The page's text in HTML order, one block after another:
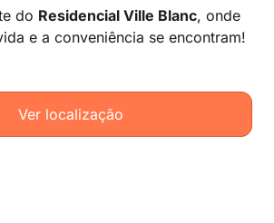
do Residencial Ville Blanc, onde
e a conveniência se encontram!
Ver localização